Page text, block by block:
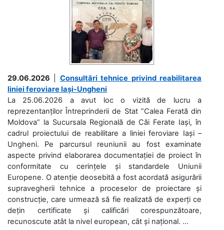
29.06.2026
Consultări tehnice privind reabilitarea
liniei feroviare Iași-Ungheni
La 25.06.2026 a avut loc o vizită de lucru a
reprezentanților Întreprinderii de Stat ”Calea Ferată din
Moldova” la Sucursala Regională de Căi Ferate Iași, în
cadrul proiectului de reabilitare a liniei feroviare Iași –
Ungheni. Pe parcursul reuniunii au fost examinate
aspecte privind elaborarea documentației de proiect în
conformitate cu cerințele și standardele Uniunii
Europene. O atenție deosebită a fost acordată asigurării
supravegherii tehnice a proceselor de proiectare și
construcție, care urmează să fie realizată de experți ce
dețin certificate și calificări corespunzătoare,
recunoscute atât la nivel european, cât și național. ...